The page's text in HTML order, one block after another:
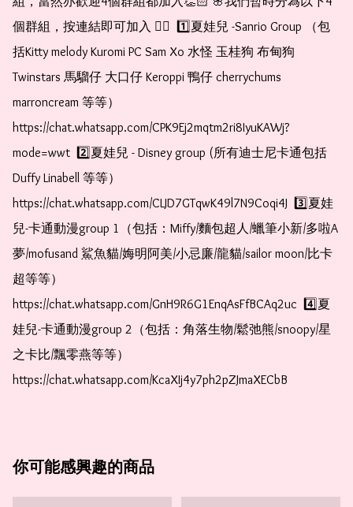
個群組，按連結即可加入 👇🏻  1️⃣夏娃兒 -Sanrio Group （包
括Kitty melody Kuromi PC Sam Xo 水怪 玉桂狗 布甸狗
Twinstars 馬騮仔 大口仔 Keroppi 鴨仔 cherrychums
marroncream 等等）
https://chat.whatsapp.com/CPK9Ej2mqtm2ri8IyuKAWj?
mode=wwt  2️⃣夏娃兒 - Disney group (所有迪士尼卡通包括
Duffy Linabell 等等）
https://chat.whatsapp.com/CLJD7GTqwK49l7N9Coqi4J  3️⃣夏娃
兒-卡通動漫group 1（包括：Miffy/麵包超人/蠟筆小新/多啦A
夢/mofusand 鯊魚貓/娒明阿美/小忌廉/龍貓/sailor moon/比卡
超等等）
https://chat.whatsapp.com/GnH9R6G1EnqAsFfBCAq2uc  4️⃣夏
娃兒-卡通動漫group 2（包括：角落生物/鬆弛熊/snoopy/星
之卡比/飄零燕等等）
https://chat.whatsapp.com/KcaXIj4y7ph2pZJmaXECbB
你可能感興趣的商品